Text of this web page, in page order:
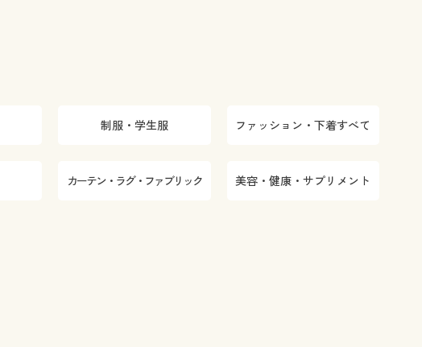
制服・学生服 ファッション・下着すべて
カーテン・ラグ・ファブリック 美容・健康・サプリメント